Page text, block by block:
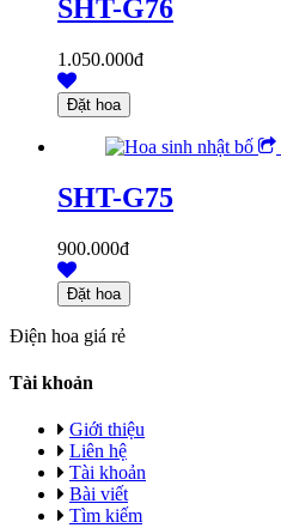
SHT-G76
1.050.000đ
SHT-G75
900.000đ
Điện hoa giá rẻ
Tài khoản
Giới thiệu
Liên hệ
Tài khoản
Bài viết
Tìm kiếm